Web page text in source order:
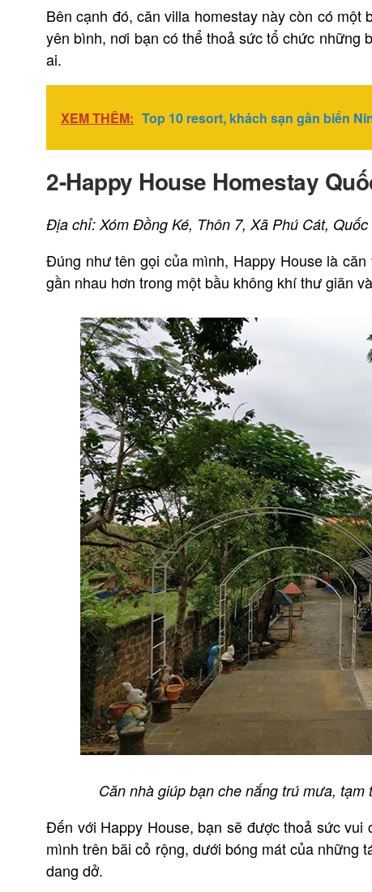
Bên cạnh đó, căn villa homestay này còn có
yên bình, nơi bạn có thể thoả sức tổ chức những
ai.
XEM THÊM: Top 10 resort, khách sạn gần biển
2-Happy House Homestay
Địa chỉ: Xóm Đồng Ké, Thôn 7, Xã Phú Cát,
Đúng như tên gọi của mình, Happy House là
gần nhau hơn trong một bầu không khí thư giãn
Căn nhà giúp bạn che nắng trú mưa,
Đến với Happy House, bạn sẽ được thoả sức
mình trên bãi cỏ rộng, dưới bóng mát của những
dang dở.